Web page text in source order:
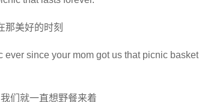
那美好的时刻
since your mom got us that picnic basket
们就一直想野餐来着